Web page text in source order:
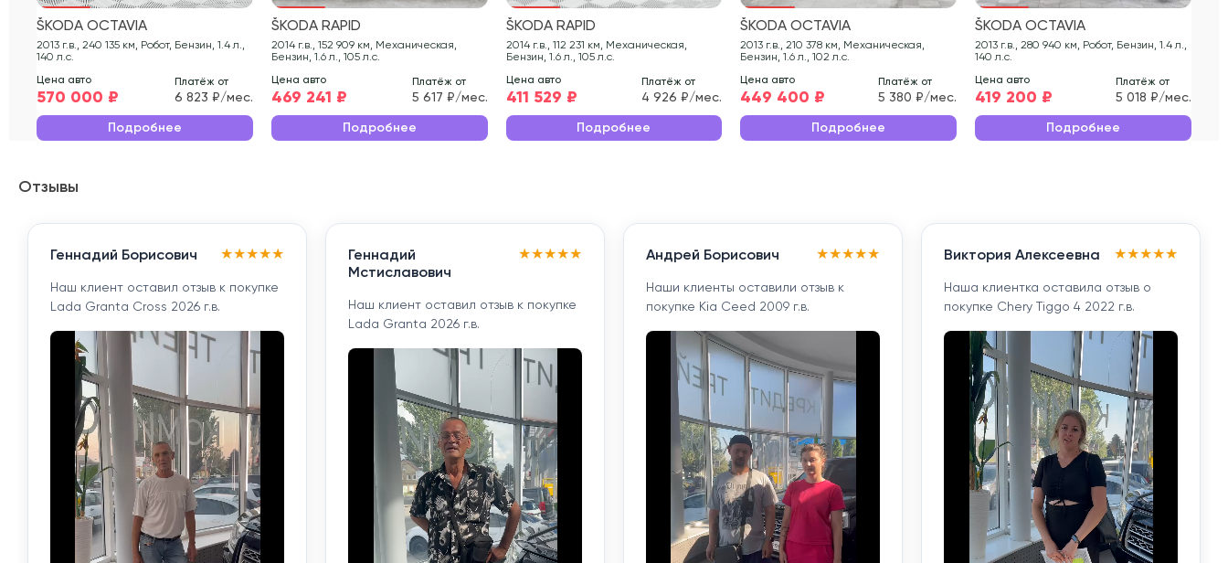
ŠKODA OCTAVIA
2013 г.в., 240 135 км, Робот, Бензин, 1.4 л.,
140 л.с.
Цена авто
570 000 ₽
Платёж от
6 823 ₽/мес.
Подробнее
ŠKODA RAPID
2014 г.в., 152 909 км, Механическая,
Бензин, 1.6 л., 105 л.с.
Цена авто
469 241 ₽
Платёж от
5 617 ₽/мес.
Подробнее
ŠKODA RAPID
2014 г.в., 112 231 км, Механическая,
Бензин, 1.6 л., 105 л.с.
Цена авто
411 529 ₽
Платёж от
4 926 ₽/мес.
Подробнее
ŠKODA OCTAVIA
2013 г.в., 210 378 км, Механическая,
Бензин, 1.6 л., 102 л.с.
Цена авто
449 400 ₽
Платёж от
5 380 ₽/мес.
Подробнее
ŠKODA OCTAVIA
2013 г.в., 280 940 км, Робот, Бензин, 1.4 л.,
140 л.с.
Цена авто
419 200 ₽
Платёж от
5 018 ₽/мес.
Подробнее
Отзывы
Геннадий Борисович ★★★★★
Наш клиент оставил отзыв к покупке
Lada Granta Cross 2026 г.в.
Геннадий
Мстиславович
★★★★★
Наш клиент оставил отзыв к покупке
Lada Granta 2026 г.в.
Андрей Борисович ★★★★★
Наши клиенты оставили отзыв к
покупке Kia Ceed 2009 г.в.
Виктория Алексеевна ★★★★★
Наша клиентка оставила отзыв о
покупке Chery Tiggo 4 2022 г.в.